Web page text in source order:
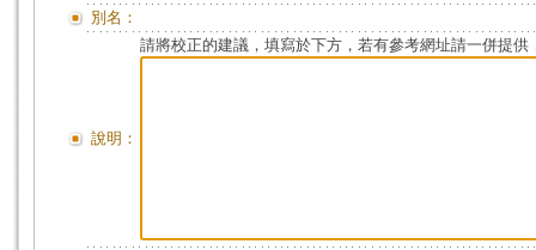
別名：
說明：
請將校正的建議，填寫於下方，若有參考網址請一併提供